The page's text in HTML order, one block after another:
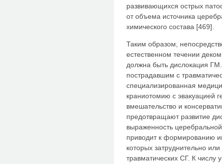
развивающихся острых
от объема источника
химического состава [469].
Таким образом,
естественном течении
должна быть дислокация
пострадавшим с
специализированная
краниотомию с эвакуацией
вмешательство и
предотвращают развитие
выраженность
приводит к формированию
которых затруднительно
травматических СГ. К числу